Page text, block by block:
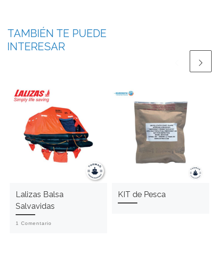
TAMBIÉN TE PUEDE
INTERESAR
Lalizas Balsa
Salvavidas
1 Comentario
KIT de Pesca